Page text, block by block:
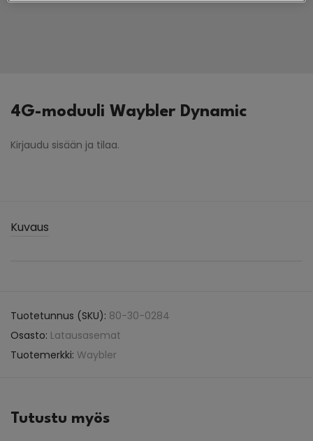
4G-moduuli Waybler Dynamic
Kirjaudu sisään ja tilaa.
Kuvaus
Tuotetunnus (SKU): 80-30-0284
Osasto: Latausasemat
Tuotemerkki: Waybler
Tutustu myös